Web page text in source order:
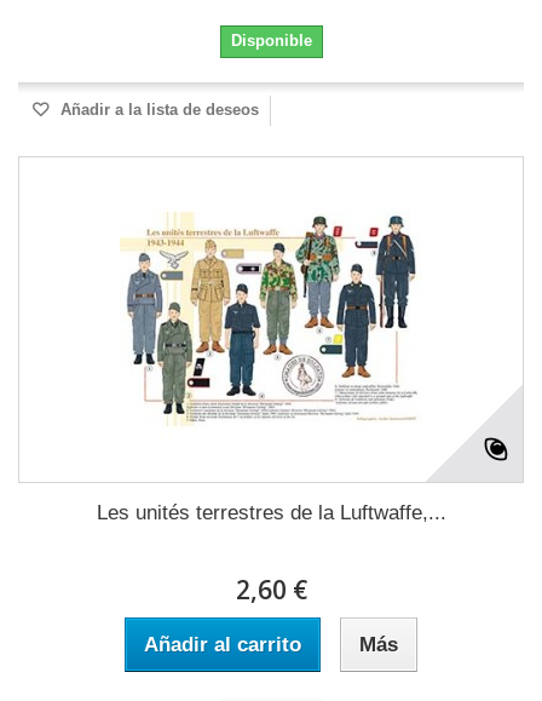
Disponible
Añadir a la lista de deseos
Les unités terrestres de la Luftwaffe,...
2,60 €
Añadir al carrito Más